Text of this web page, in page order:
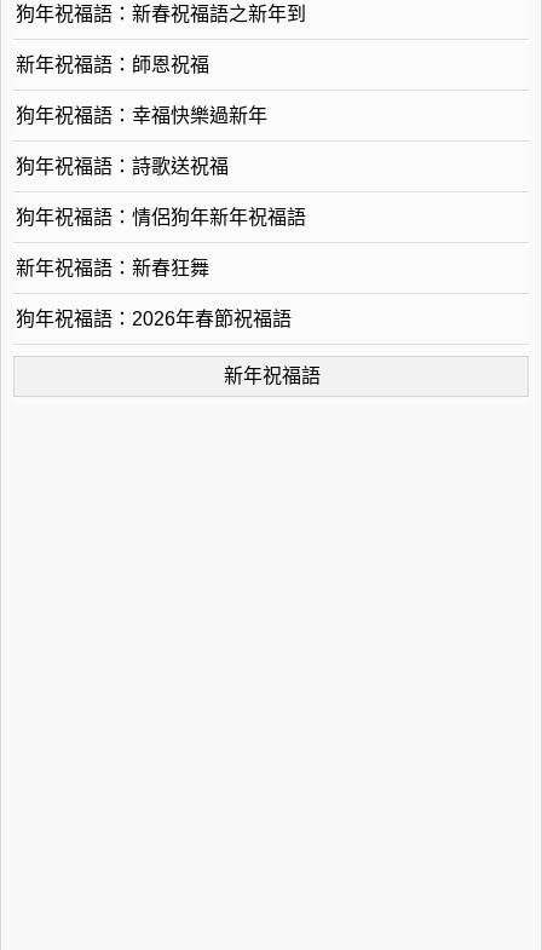
狗年祝福語：新春祝福語之新年到
新年祝福語：師恩祝福
狗年祝福語：幸福快樂過新年
狗年祝福語：詩歌送祝福
狗年祝福語：情侶狗年新年祝福語
新年祝福語：新春狂舞
狗年祝福語：2026年春節祝福語
新年祝福語